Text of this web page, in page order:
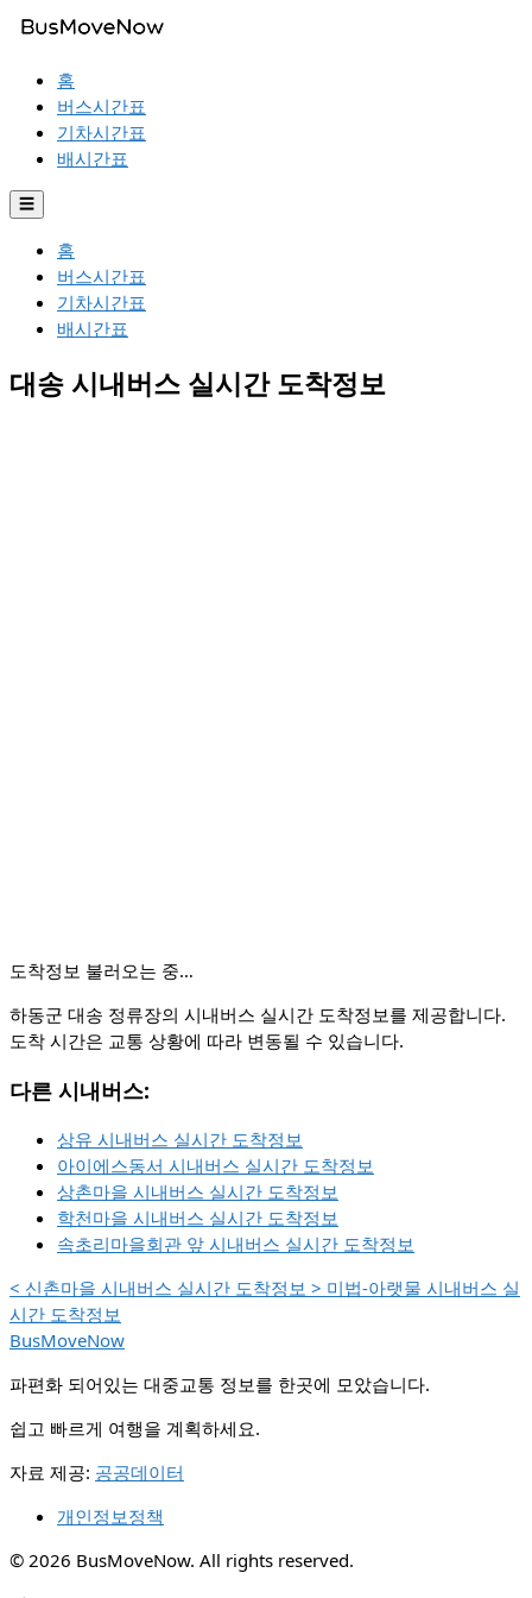
홈
버스시간표
기차시간표
배시간표
☰
홈
버스시간표
기차시간표
배시간표
대송 시내버스 실시간 도착정보
도착정보 불러오는 중…
하동군 대송 정류장의 시내버스 실시간 도착정보를 제공합니다.
도착 시간은 교통 상황에 따라 변동될 수 있습니다.
다른 시내버스:
상유 시내버스 실시간 도착정보
아이에스동서 시내버스 실시간 도착정보
상촌마을 시내버스 실시간 도착정보
학천마을 시내버스 실시간 도착정보
속초리마을회관 앞 시내버스 실시간 도착정보
< 신촌마을 시내버스 실시간 도착정보 > 미법-아랫물 시내버스 실
시간 도착정보
BusMoveNow
파편화 되어있는 대중교통 정보를 한곳에 모았습니다.
쉽고 빠르게 여행을 계획하세요.
자료 제공: 공공데이터
개인정보정책
© 2026 BusMoveNow. All rights reserved.